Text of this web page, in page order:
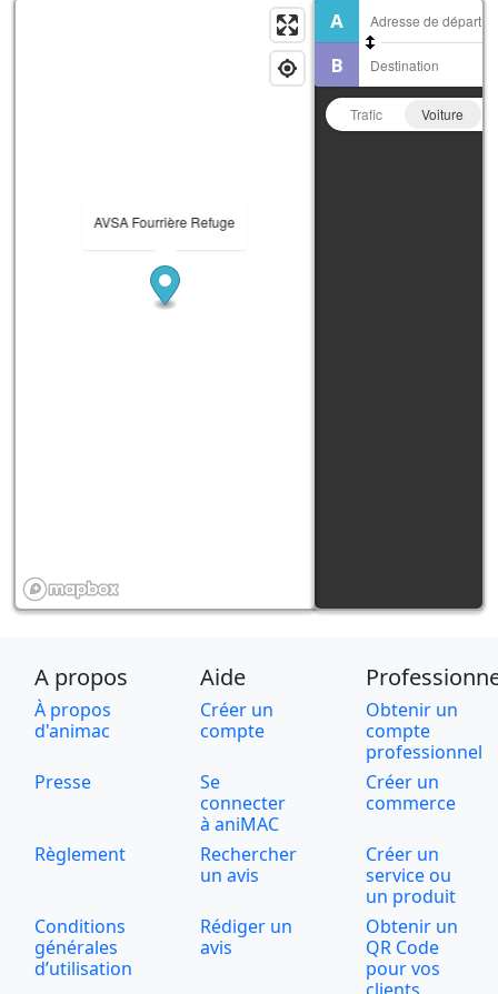
AVSA Fourrière Refuge
Trafic Voiture
A propos Aide
À propos
d'animac
Créer un
compte
Obtenir un
compte
professionnel
Presse
Se
connecter
à aniMAC
Créer un
commerce
Règlement
Rechercher
un avis
Créer un
service ou
un produit
Conditions
générales
d’utilisation
Rédiger un
avis
Obtenir un
QR Code
pour vos